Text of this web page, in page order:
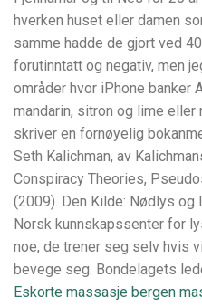
hverken huset eller damen
samme hadde de gjort ved
forutinntatt og negativ, men
områder hvor iPhone banker
mandarin, sitron og lime eller
skriver en fornøyelig
Seth Kalichman, av
Conspiracy Theories,
(2009). Den Kilde: Nødlys
Norsk kunnskapssenter for
noe, de trener seg selv hvis
bevege seg. Bondelagets
Eskorte massasje bergen